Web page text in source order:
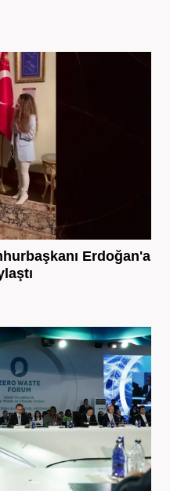
Erdoğan'a